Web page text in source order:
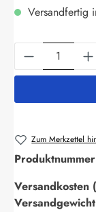
Versandfertig
Produkt
Zum Merkzettel
Versandkosten